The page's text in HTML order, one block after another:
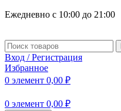
Ежедневно с 10:00 до 21:00
Вход / Регистрация
Избранное
0 элемент 0,00 ₽
0 элемент 0,00 ₽